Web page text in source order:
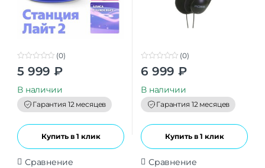
0
o
t
o
f
5
(0)
5 999 ₽
В наличии
Гарантия 12 месяцев
Купить в 1 клик
Сравнение
0
o
t
o
f
5
(0)
6 999 ₽
В наличии
Гарантия 12 месяцев
Купить в 1 клик
Сравнение